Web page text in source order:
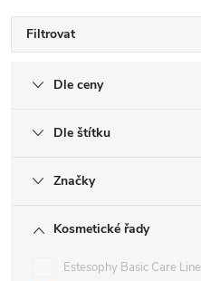
Filtrovat
Dle ceny
Dle štítku
Značky
Kosmetické řady
Estesophy Basic Care Line